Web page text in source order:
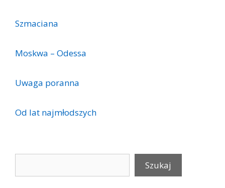
Szmaciana
Moskwa – Odessa
Uwaga poranna
Od lat najmłodszych
Szukaj